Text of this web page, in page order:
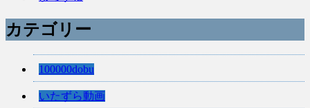
カテゴリー
100000dobu
いたずら動画